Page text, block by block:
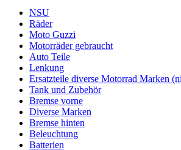
NSU
Räder
Moto Guzzi
Motorräder gebraucht
Auto Teile
Lenkung
Ersatzteile diverse Motorrad Marken
Tank und Zubehör
Bremse vorne
Diverse Marken
Bremse hinten
Beleuchtung
Batterien